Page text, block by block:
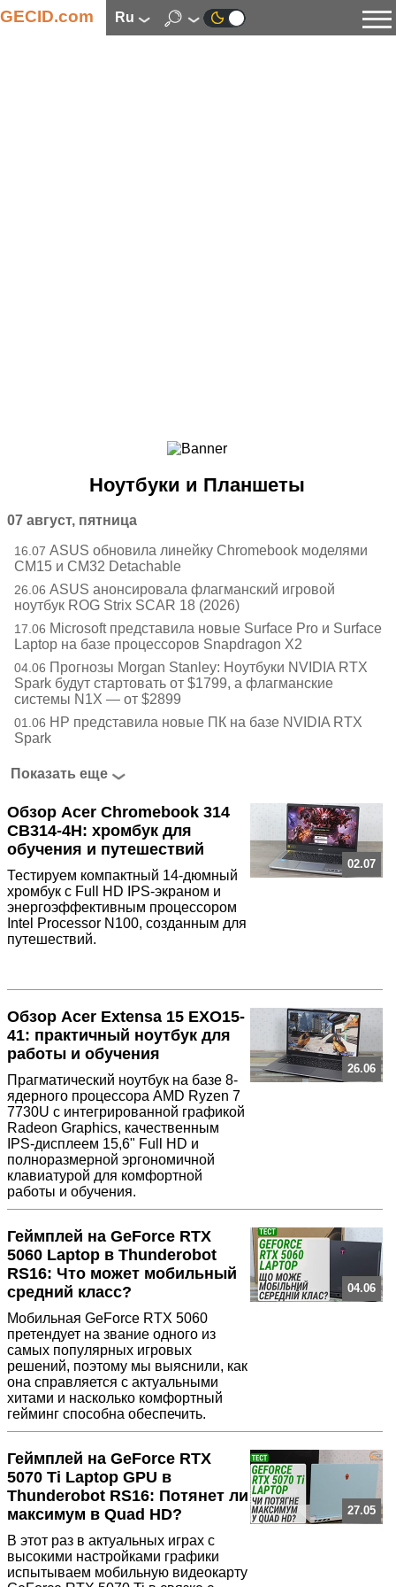
GECID.com ru
Смартфоны
Периферия
Игры
Ноутбуки и Планшеты
07 август, пятница
16.07 ASUS обновила линейку Chromebook моделями
CM15 и CM32 Detachable
26.06 ASUS анонсировала флагманский игровой
ноутбук ROG Strix SCAR 18 (2026)
17.06 Microsoft представила новые Surface Pro и Surface
Laptop на базе процессоров Snapdragon X2
04.06 Прогнозы Morgan Stanley: Ноутбуки NVIDIA RTX
Spark будут стартовать от $1799, а флагманские
системы N1X — от $2899
01.06 HP представила новые ПК на базе NVIDIA RTX
Spark
Показать еще
Обзор Acer Chromebook 314
CB314-4H: хромбук для
обучения и путешествий
Тестируем компактный 14-дюмный
хромбук с Full HD IPS-экраном и
энергоэффективным процессором
Intel Processor N100, созданным для
путешествий.
02.07
Обзор Acer Extensa 15 EXO15-
41: практичный ноутбук для
работы и обучения
Прагматический ноутбук на базе 8-
ядерного процессора AMD Ryzen 7
7730U с интегрированной графикой
Radeon Graphics, качественным
IPS-дисплеем 15,6" Full HD и
полноразмерной эргономичной
клавиатурой для комфортной
работы и обучения.
26.06
Геймплей на GeForce RTX
5060 Laptop в Thunderobot
RS16: Что может мобильный
средний класс?
Мобильная GeForce RTX 5060
претендует на звание одного из
самых популярных игровых
решений, поэтому мы выяснили, как
она справляется с актуальными
хитами и насколько комфортный
гейминг способна обеспечить.
04.06
Геймплей на GeForce RTX
5070 Ti Laptop GPU в
Thunderobot RS16: Потянет ли
максимум в Quad HD?
В этот раз в актуальных играх с
высокими настройками графики
испытываем мобильную видеокарту
27.05